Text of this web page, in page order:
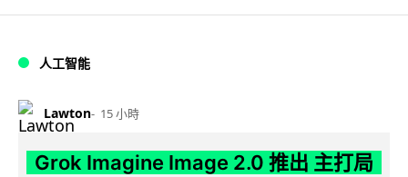
人工智能
Lawton 15 小時
Grok Imagine Image 2.0 推出 主打局